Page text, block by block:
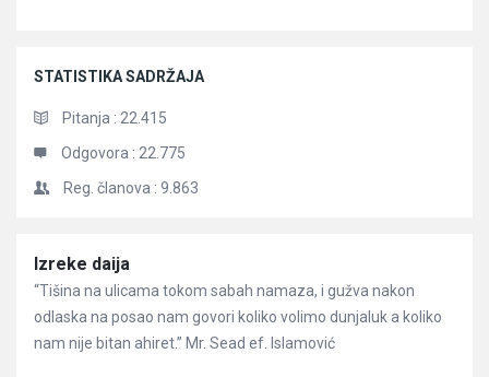
STATISTIKA SADRŽAJA
Pitanja : 22.415
Odgovora : 22.775
Reg. članova : 9.863
Članci
Izreke daija
“Tišina na ulicama tokom sabah namaza, i gužva nakon
odlaska na posao nam govori koliko volimo dunjaluk a koliko
nam nije bitan ahiret.” Mr. Sead ef. Islamović